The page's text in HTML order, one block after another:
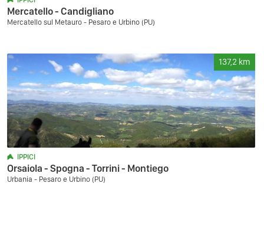
Mercatello - Candigliano
Mercatello sul Metauro - Pesaro e Urbino (PU)
137,2 km
IPPICI
Orsaiola - Spogna - Torrini - Montiego
Urbania - Pesaro e Urbino (PU)